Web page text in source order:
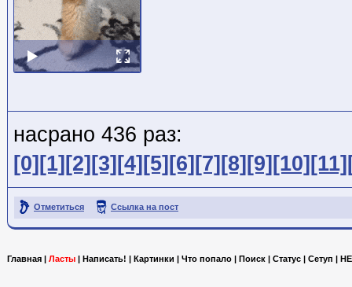
насрано 436 раз:
[0] [1] [2] [3] [4] [5] [6] [7] [8] [9] [10] [11]
Отметиться Ссылка на пост
Главная | Ласты | Написать! | Картинки | Что попало | Поиск | Статус | Сетуп |